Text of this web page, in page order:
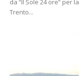
da “Il Sole 24 ore” per
Trento...